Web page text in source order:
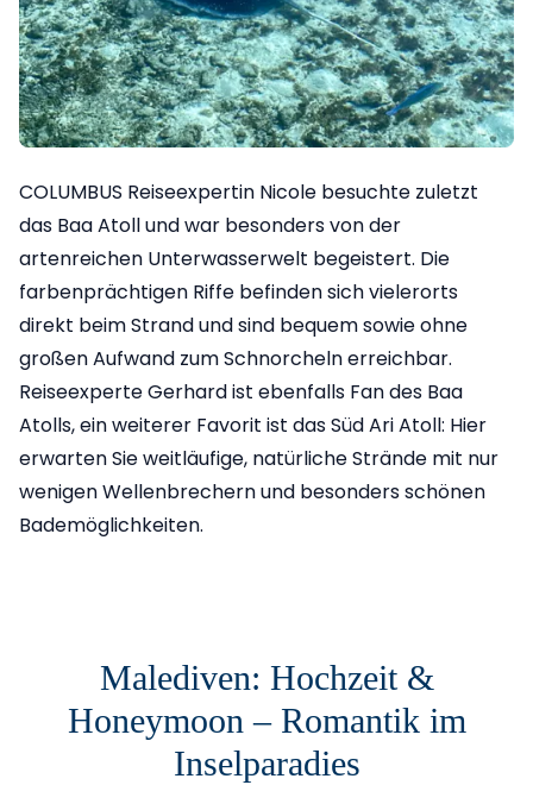
COLUMBUS Reiseexpertin Nicole besuchte zuletzt
das Baa Atoll und war besonders von der
artenreichen Unterwasserwelt begeistert. Die
farbenprächtigen Riffe befinden sich vielerorts
direkt beim Strand und sind bequem sowie ohne
großen Aufwand zum Schnorcheln erreichbar.
Reiseexperte Gerhard ist ebenfalls Fan des Baa
Atolls, ein weiterer Favorit ist das Süd Ari Atoll: Hier
erwarten Sie weitläufige, natürliche Strände mit nur
wenigen Wellenbrechern und besonders schönen
Bademöglichkeiten.
Malediven: Hochzeit &
Honeymoon – Romantik im
Inselparadies